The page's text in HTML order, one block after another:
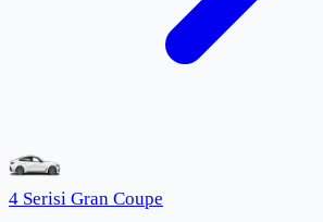
4 Serisi Gran Coupe